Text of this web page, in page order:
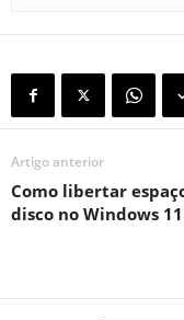
Artigo anterior
Como libertar
disco no Windows 11